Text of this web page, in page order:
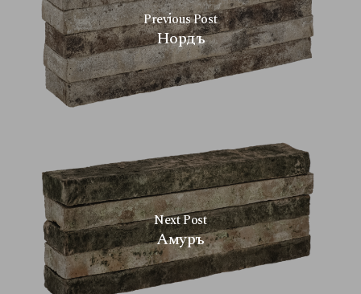
Previous Post
Нордъ
Next Post
Амуръ